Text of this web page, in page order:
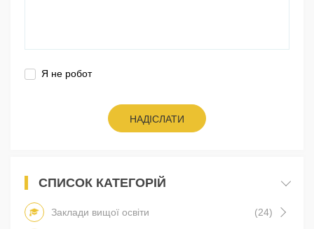
Я не робот
НАДІСЛАТИ
СПИСОК КАТЕГОРІЙ
Заклади вищої освіти (24)